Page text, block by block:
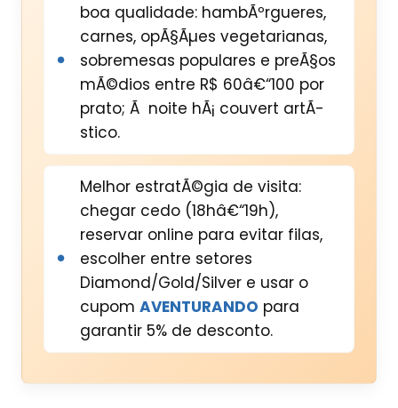
boa qualidade: hambÃºrgueres,
carnes, opÃ§Ãµes vegetarianas,
sobremesas populares e preÃ§os
mÃ©dios entre R$ 60â€“100 por
prato; Ã noite hÃ¡ couvert artÃ­
stico.
Melhor estratÃ©gia de visita:
chegar cedo (18hâ€“19h),
reservar online para evitar filas,
escolher entre setores
Diamond/Gold/Silver e usar o
cupom AVENTURANDO para
garantir 5% de desconto.